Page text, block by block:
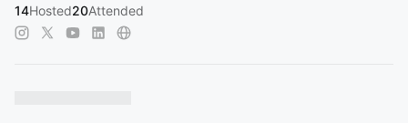
14Hosted20Attended